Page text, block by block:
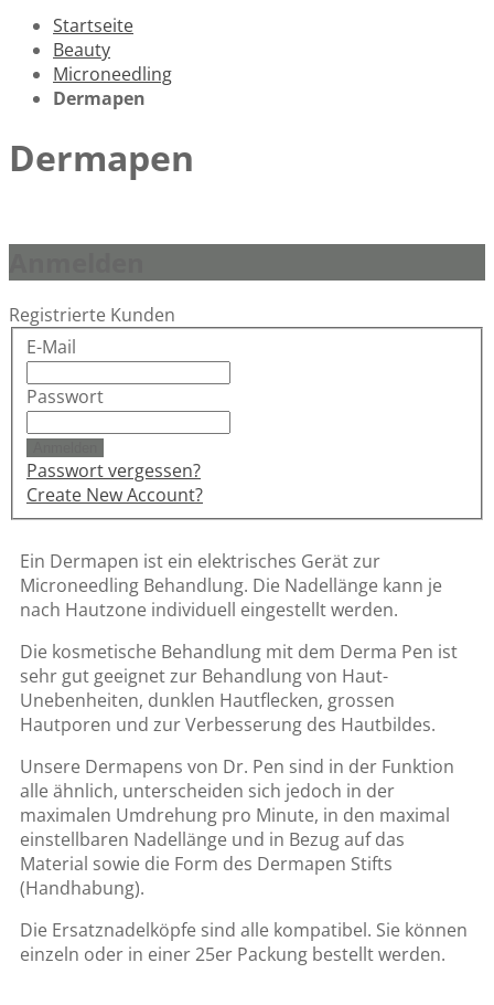
Startseite
Beauty
Microneedling
Dermapen
Dermapen
Registrierte Kunden
E-Mail
Passwort
Passwort vergessen?
Create New Account?
Ein Dermapen ist ein elektrisches Gerät zur
Microneedling Behandlung. Die Nadellänge kann je
nach Hautzone individuell eingestellt werden.
Die kosmetische Behandlung mit dem Derma Pen ist
sehr gut geeignet zur Behandlung von Haut-
Unebenheiten, dunklen Hautflecken, grossen
Hautporen und zur Verbesserung des Hautbildes.
Unsere Dermapens von Dr. Pen sind in der Funktion
alle ähnlich, unterscheiden sich jedoch in der
maximalen Umdrehung pro Minute, in den maximal
einstellbaren Nadellänge und in Bezug auf das
Material sowie die Form des Dermapen Stifts
(Handhabung).
Die Ersatznadelköpfe sind alle kompatibel. Sie können
einzeln oder in einer 25er Packung bestellt werden.